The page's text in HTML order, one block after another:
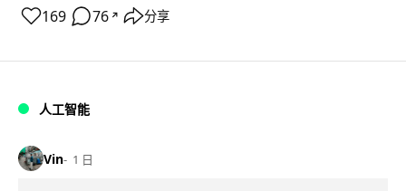
169 76 ↗ 分享
人工智能
Vin 1 日